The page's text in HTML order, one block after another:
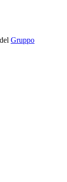
Gruppo